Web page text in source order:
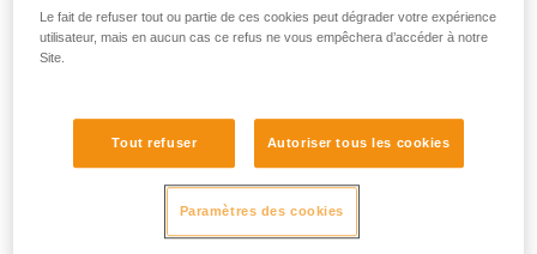
Rejoignez la communauté !
Le fait de refuser tout ou partie de ces cookies peut dégrader votre expérience
utilisateur, mais en aucun cas ce refus ne vous empêchera d’accéder à notre
Site.
Tout refuser Autoriser tous les cookies
Paramètres des cookies